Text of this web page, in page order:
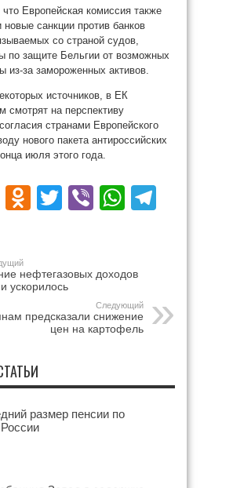
Европейская комиссия также
новые санкции против банков
со страной судов,
по защите Бельгии от возможных
из-за замороженных активов.
источников, в ЕК
смотрят на перспективу
странами Европейского
нового пакета антироссийских
июля этого года.
VK Odnoklassniki
Twitter
Viber
нефтегазовых доходов
ускорилось
Следующий
предсказали снижение
цен на картофель
размер пенсии по